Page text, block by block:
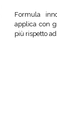
Formula
applica con
più rispetto